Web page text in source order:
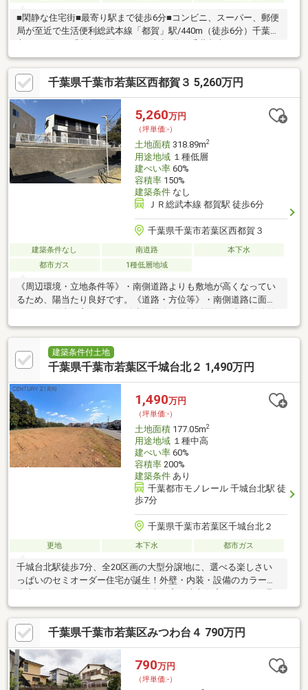
■閑静な住宅街■最寄り駅まで徒歩6分■コンビニ、スーパー、郵便
局が至近で生活便利総武本線「都賀」駅/440m（徒歩6分）千葉都
市モノレール「都賀」駅/490m（徒歩6分）千葉都市モノレール
「みつわ台」駅/1410m（徒歩17分）○○周辺環境○○西友都賀
店/210m（徒歩3分）千葉西都賀郵便局/240m（徒歩3分）ローソ
ン千葉西都賀店/300m（徒歩4分）
千葉県千葉市若葉区西都賀３ 5,260万円
5,260万円
（坪単価:-）
土地面積318.89m2
用途地域１種低層
建ぺい率60%
容積率150%
建築条件なし
ＪＲ総武本線 都賀駅 徒歩6分
千葉県千葉市若葉区西都賀３
建築条件なし 南道路
本下水
都市ガス
1種低層地域
《周辺環境・立地条件等》・南側道路よりも敷地が高くなってい
るため、陽当たり良好です。《道路・方位等》・南側道路に面す
るため、陽当り良好です。《建築用途・有効活用》・建築条件付
き売地ではないため、お好きなハウスメーカー・工務店での建築
が可能です。※本物件は道路との高低差があり、既存の擁壁が設
置されています（現状渡し）。建築から年月が経過しているた
め、建物の建て替えや再建築を行う際には、現在の建築基準法に
能性があります（買主負担）。◆諸条件等お気軽にご相談くださ
い。
建築条件付土地
千葉県千葉市若葉区千城台北２ 1,490万円
1,490万円
（坪単価:-）
土地面積177.05m2
用途地域１種中高
建ぺい率60%
容積率200%
建築条件あり
千葉都市モノレール 千城台北駅 徒
歩7分
千葉県千葉市若葉区千城台北２
更地 本下水 都市ガス
千城台北駅徒歩7分、全20区画の大型分譲地に、選べる楽しさい
っぱいのセミオーダー住宅が誕生！外壁・内装・設備のカラーを
り。あなたらしさが光る、理想のマイホームづくりが叶いま
す。・全区画45坪超のゆとり設計で駐車場2台以上も余裕・ 共働
きファミリーも安心の快適な周辺環境・ 学校まで390ｍ、低学年
のお子様も安心の通学距離・ 徒歩1分の城北公園で、家族の時間
ものびのびと家族みんなが笑顔になれる、そんな住まいがここに
あります。
千葉県千葉市若葉区みつわ台４ 790万円
790万円
（坪単価:-）